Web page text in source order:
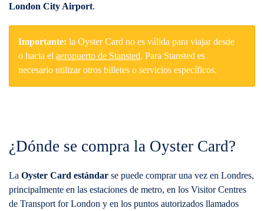
London City Airport.
Importante: la Oyster Card no es válida para viajar desde
o hacia el aeropuerto de Stansted. Para Stansted es
necesario utilizar otros billetes o servicios específicos.
¿Dónde se compra la Oyster Card?
La Oyster Card estándar se puede comprar una vez en Londres,
principalmente en las estaciones de metro, en los Visitor Centres
de Transport for London y en los puntos autorizados llamados